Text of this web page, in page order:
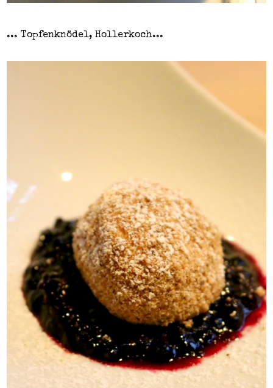
... Topfenknödel, Hollerkoch...